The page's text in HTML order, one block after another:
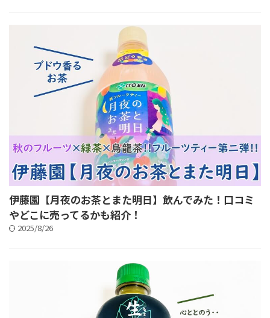
伊藤園【月夜のお茶とまた明日】飲んでみた！口コミ
やどこに売ってるかも紹介！
2025/8/26